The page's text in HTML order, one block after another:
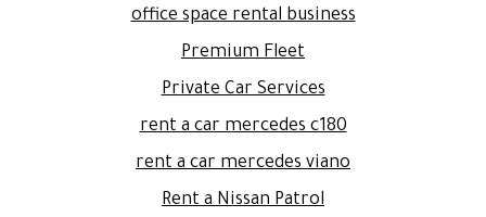
office space rental business
Premium Fleet
Private Car Services
rent a car mercedes c180
rent a car mercedes viano
Rent a Nissan Patrol